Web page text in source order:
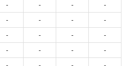
- - -
-
- - -
-
- - -
-
- - -
-